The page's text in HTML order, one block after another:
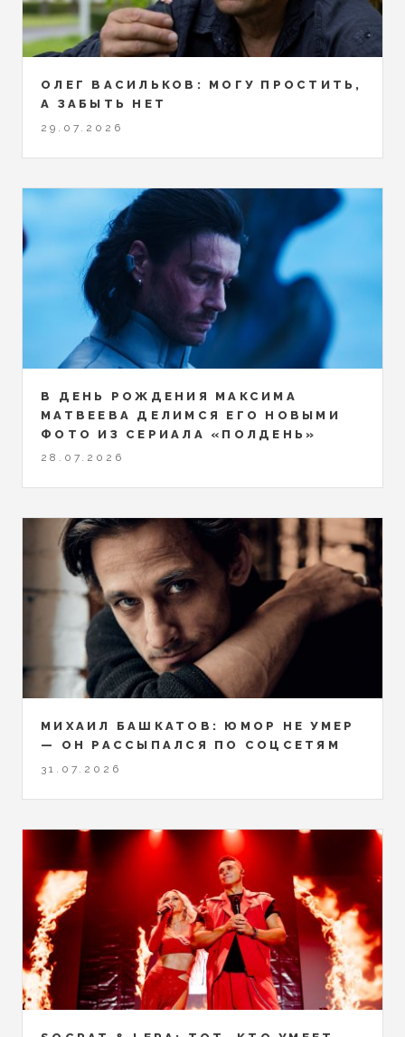
ОЛЕГ ВАСИЛЬКОВ: МОГУ ПРОСТИТЬ,
А ЗАБЫТЬ НЕТ
29.07.2026
В ДЕНЬ РОЖДЕНИЯ МАКСИМА
МАТВЕЕВА ДЕЛИМСЯ ЕГО НОВЫМИ
ФОТО ИЗ СЕРИАЛА «ПОЛДЕНЬ»
28.07.2026
МИХАИЛ БАШКАТОВ: ЮМОР НЕ УМЕР
— ОН РАССЫПАЛСЯ ПО СОЦСЕТЯМ
31.07.2026